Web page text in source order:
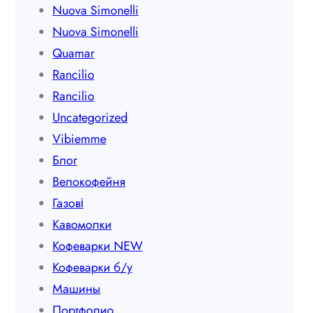
Nuova Simonelli
Nuova Simonelli
Quamar
Rancilio
Rancilio
Uncategorized
Vibiemme
Блог
Велокофейня
Газові
Кавомолки
Кофеварки NEW
Кофеварки б/у
Машины